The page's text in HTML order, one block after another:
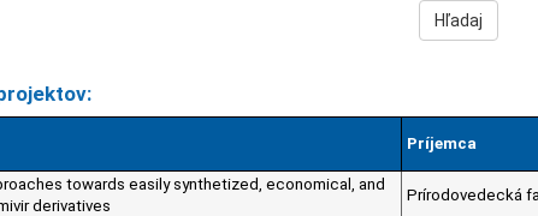
Príjemca
towards easily synthetized, economical, and
derivatives
Prírodovedecká